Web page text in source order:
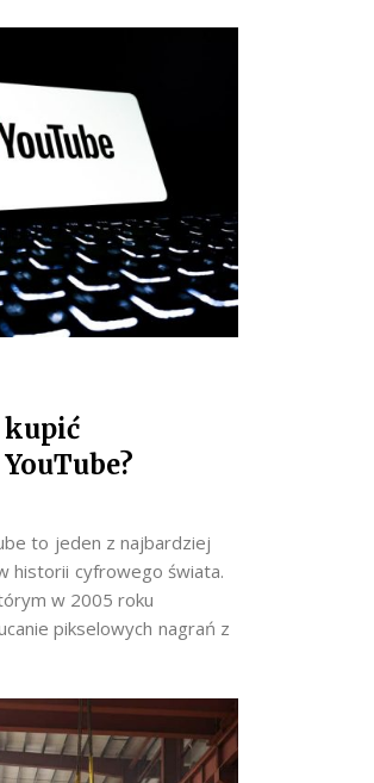
kupić
to jeden z najbardziej
historii cyfrowego świata.
w 2005 roku
pikselowych nagrań z